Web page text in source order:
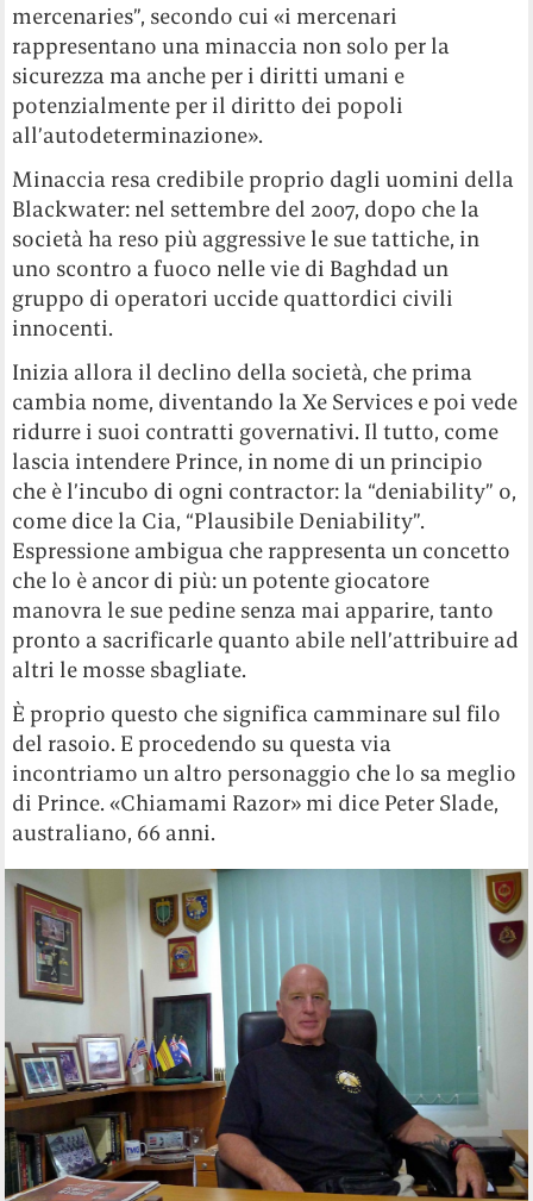
mercenaries”, secondo cui «i mercenari
rappresentano una minaccia non solo per la
sicurezza ma anche per i diritti umani e
potenzialmente per il diritto dei popoli
all’autodeterminazione».
Minaccia resa credibile proprio dagli uomini della
Blackwater: nel settembre del 2007, dopo che la
società ha reso più aggressive le sue tattiche, in
uno scontro a fuoco nelle vie di Baghdad un
gruppo di operatori uccide quattordici civili
innocenti.
Inizia allora il declino della società, che prima
cambia nome, diventando la Xe Services e poi vede
ridurre i suoi contratti governativi. Il tutto, come
lascia intendere Prince, in nome di un principio
che è l’incubo di ogni contractor: la “deniability” o,
come dice la Cia, “Plausibile Deniability”.
Espressione ambigua che rappresenta un concetto
che lo è ancor di più: un potente giocatore
manovra le sue pedine senza mai apparire, tanto
pronto a sacrificarle quanto abile nell’attribuire ad
altri le mosse sbagliate.
È proprio questo che significa camminare sul filo
del rasoio. E procedendo su questa via
incontriamo un altro personaggio che lo sa meglio
di Prince. «Chiamami Razor» mi dice Peter Slade,
australiano, 66 anni.